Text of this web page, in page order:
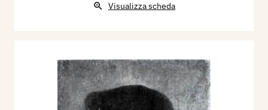
Visualizza scheda